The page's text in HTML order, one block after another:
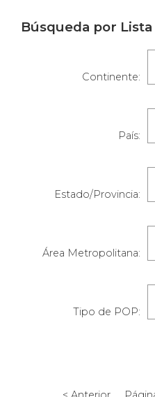
Búsqueda por Lista
Continente:
País:
Estado/Provincia:
Área Metropolitana:
Tipo de POP: